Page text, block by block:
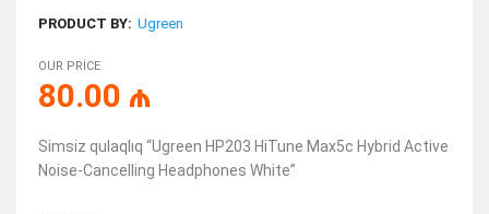
PRODUCT BY: Ugreen
OUR PRICE
80.00 ₼
Simsiz qulaqlıq “Ugreen HP203 HiTune Max5c Hybrid Active
Noise-Cancelling Headphones White”